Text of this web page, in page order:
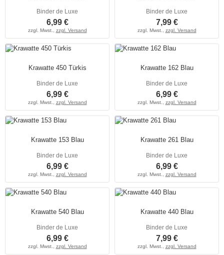
Binder de Luxe
6,99 €
zzgl. Mwst., zzgl. Versand
Binder de Luxe
7,99 €
zzgl. Mwst., zzgl. Versand
Krawatte 450 Türkis
Binder de Luxe
6,99 €
zzgl. Mwst., zzgl. Versand
Krawatte 162 Blau
Binder de Luxe
6,99 €
zzgl. Mwst., zzgl. Versand
Krawatte 153 Blau
Binder de Luxe
6,99 €
zzgl. Mwst., zzgl. Versand
Krawatte 261 Blau
Binder de Luxe
6,99 €
zzgl. Mwst., zzgl. Versand
Krawatte 540 Blau
Binder de Luxe
6,99 €
zzgl. Mwst., zzgl. Versand
Krawatte 440 Blau
Binder de Luxe
7,99 €
zzgl. Mwst., zzgl. Versand